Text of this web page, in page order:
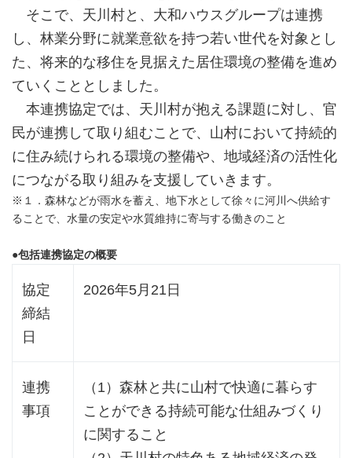
そこで、天川村と、大和ハウスグループは連携
し、林業分野に就業意欲を持つ若い世代を対象とし
た、将来的な移住を見据えた居住環境の整備を進め
ていくこととしました。
本連携協定では、天川村が抱える課題に対し、官
民が連携して取り組むことで、山村において持続的
に住み続けられる環境の整備や、地域経済の活性化
につながる取り組みを支援していきます。
※１．森林などが雨水を蓄え、地下水として徐々に河川へ供給す
ることで、水量の安定や水質維持に寄与する働きのこと
●包括連携協定の概要
協定
締結
日
2026年5月21日
連携
事項
（1）森林と共に山村で快適に暮らす
ことができる持続可能な仕組みづくり
に関すること